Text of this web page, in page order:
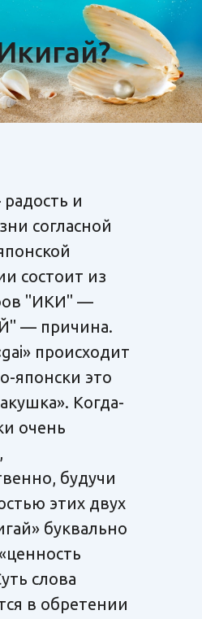
и
согласной
состоит из
"ИКИ" —
— причина.
происходит
японски это
Когда-
очень
будучи
этих двух
буквально
слова
в обретении